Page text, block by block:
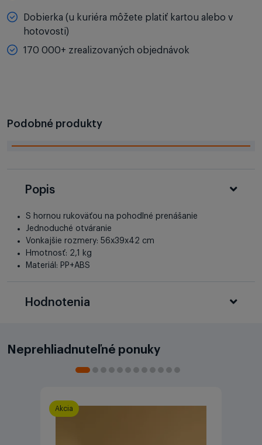
Dobierka (u kuriéra môžete platiť kartou alebo v
hotovosti)
170 000+ zrealizovaných objednávok
Podobné produkty
Popis
S hornou rukoväťou na pohodlné prenášanie
Jednoduché otváranie
Vonkajšie rozmery: 56x39x42 cm
Hmotnosť: 2,1 kg
Materiál: PP+ABS
Hodnotenia
Neprehliadnuteľné ponuky
Akcia